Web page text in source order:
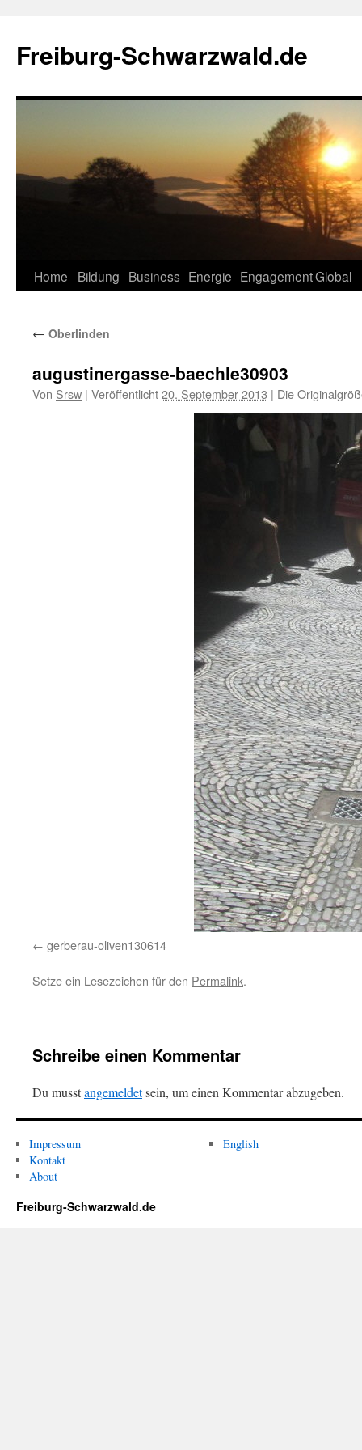
springen
Freiburg-Schwarzwald.de
Home Bildung Business Energie EngagementGlobal
← Oberlinden
augustinergasse-baechle30903
Von Srsw | Veröffentlicht20. September 2013 | Die
gerberau-oliven130614
Setze ein Lesezeichen für den Permalink.
Schreibe einen Kommentar
Du musstangemeldetsein, um einen Kommentar abzugeben.
Impressum
Kontakt
About
English
Freiburg-Schwarzwald.de